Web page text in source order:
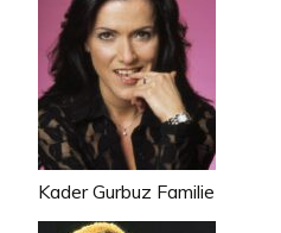
Kader Gurbuz Familie